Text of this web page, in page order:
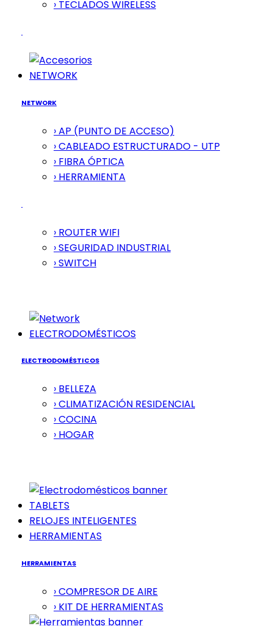
› TECLADOS WIRELESS
NETWORK
NETWORK
› AP (PUNTO DE ACCESO)
› CABLEADO ESTRUCTURADO - UTP
› FIBRA ÓPTICA
› HERRAMIENTA
› ROUTER WIFI
› SEGURIDAD INDUSTRIAL
› SWITCH
ELECTRODOMÉSTICOS
ELECTRODOMÉSTICOS
› BELLEZA
› CLIMATIZACIÓN RESIDENCIAL
› COCINA
› HOGAR
TABLETS
RELOJES INTELIGENTES
HERRAMIENTAS
HERRAMIENTAS
› COMPRESOR DE AIRE
› KIT DE HERRAMIENTAS